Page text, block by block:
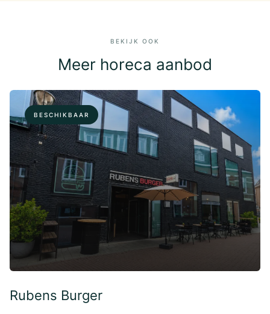
BEKIJK OOK
Meer horeca aanbod
BESCHIKBAAR
Rubens Burger